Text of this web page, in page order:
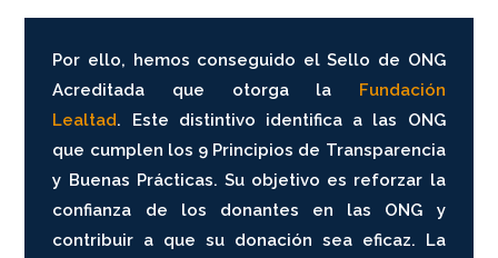
Por ello, hemos conseguido elSello de ONG
Acreditada que otorga la Fundación
Lealtad. Este distintivo identifica a las ONG
que cumplen los 9 Principios de Transparencia
y Buenas Prácticas. Su objetivo es reforzar la
confianza de los donantes en las ONG y
contribuir a que su donación sea eficaz. La